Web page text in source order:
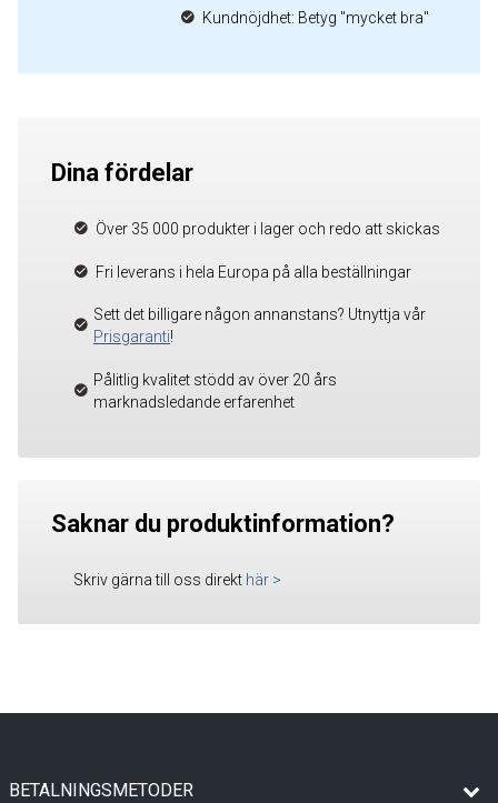
Kundnöjdhet: Betyg "mycket bra"
Dina fördelar
Över 35 000 produkter i lager och redo att skickas
Fri leverans i hela Europa på alla beställningar
Sett det billigare någon annanstans? Utnyttja vår
Prisgaranti!
Pålitlig kvalitet stödd av över 20 års
marknadsledande erfarenhet
Saknar du produktinformation?
Skriv gärna till oss direkt här >
BETALNINGSMETODER